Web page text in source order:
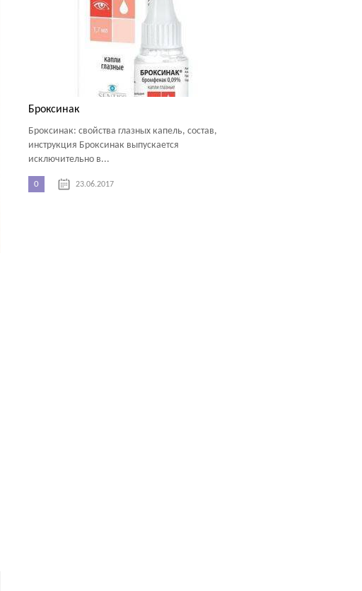
Броксинак
Броксинак: свойства глазных капель, состав,
инструкция Броксинак выпускается
исключительно в...
0 23.06.2017